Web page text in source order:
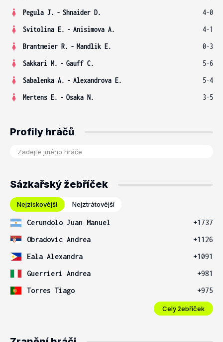
Pegula J. - Shnaider D.
4-0
Svitolina E. - Anisimova A.
4-1
Brantmeier R. - Mandlik E.
0-3
Sakkari M. - Gauff C.
5-6
Sabalenka A. - Alexandrova E.
5-4
Mertens E. - Osaka N. 3-5
Profily hráčů
Sázkařský žebříček
Nejziskovější Nejztrátovější
Cerundolo Juan Manuel
+1737
Obradovic Andrea
+1126
Eala Alexandra
+1091
Guerrieri Andrea
+981
Torres Tiago
+975
Celý žebříček